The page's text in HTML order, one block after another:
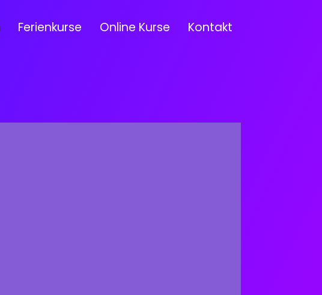
Ferienkurse Online Kurse Kontakt